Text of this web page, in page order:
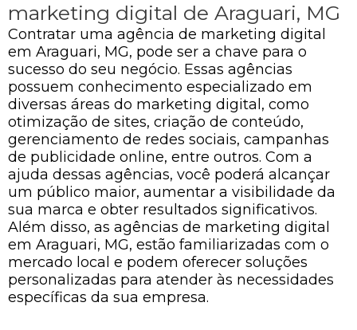
marketing digital de Araguari, MG
Contratar uma agência de marketing digital
em Araguari, MG, pode ser a chave para o
sucesso do seu negócio. Essas agências
possuem conhecimento especializado em
diversas áreas do marketing digital, como
otimização de sites, criação de conteúdo,
gerenciamento de redes sociais, campanhas
de publicidade online, entre outros. Com a
ajuda dessas agências, você poderá alcançar
um público maior, aumentar a visibilidade da
sua marca e obter resultados significativos.
Além disso, as agências de marketing digital
em Araguari, MG, estão familiarizadas com o
mercado local e podem oferecer soluções
personalizadas para atender às necessidades
específicas da sua empresa.